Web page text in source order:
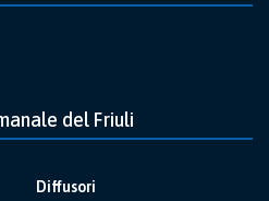
del Friuli
Diffusori